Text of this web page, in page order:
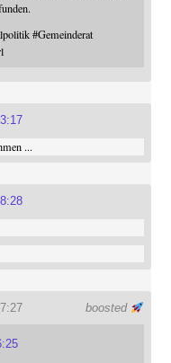
#Gemeinderat
...
boosted